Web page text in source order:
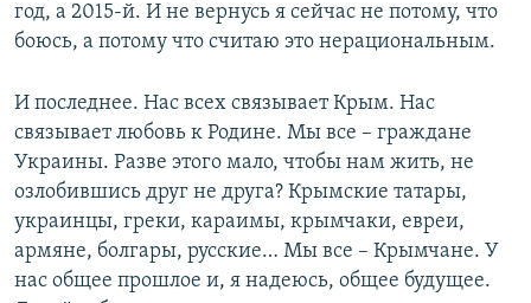
год, а 2015-й. И не вернусь я сейчас не потому, что
боюсь, а потому что считаю это нерациональным.
И последнее. Нас всех связывает Крым. Нас
связывает любовь к Родине. Мы все – граждане
Украины. Разве этого мало, чтобы нам жить, не
озлобившись друг не друга? Крымские татары,
украинцы, греки, караимы, крымчаки, евреи,
армяне, болгары, русские… Мы все – Крымчане. У
нас общее прошлое и, я надеюсь, общее будущее.